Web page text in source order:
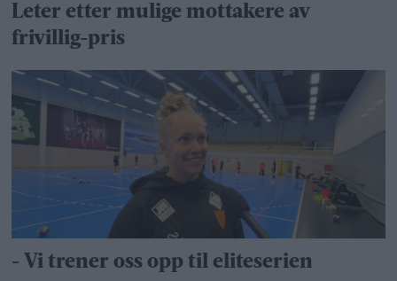
Leter etter mulige mottakere av
frivillig-pris
- Vi trener oss opp til eliteserien